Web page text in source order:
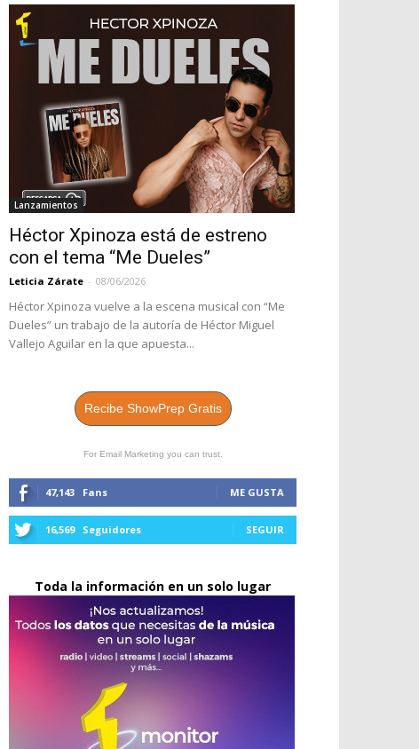
Lanzamientos
Héctor Xpinoza está de estreno
con el tema “Me Dueles”
Leticia Zárate - 08/06/2026
Héctor Xpinoza vuelve a la escena musical con “Me
Dueles” un trabajo de la autoría de Héctor Miguel
Vallejo Aguilar en la que apuesta...
Recibe ShowPrep Gratis
For Email Marketing you can trust.
47,143 Fans ME GUSTA
16,569 Seguidores SEGUIR
Toda la información en un solo lugar